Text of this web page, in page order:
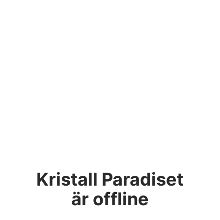
Kristall Paradiset
är offline